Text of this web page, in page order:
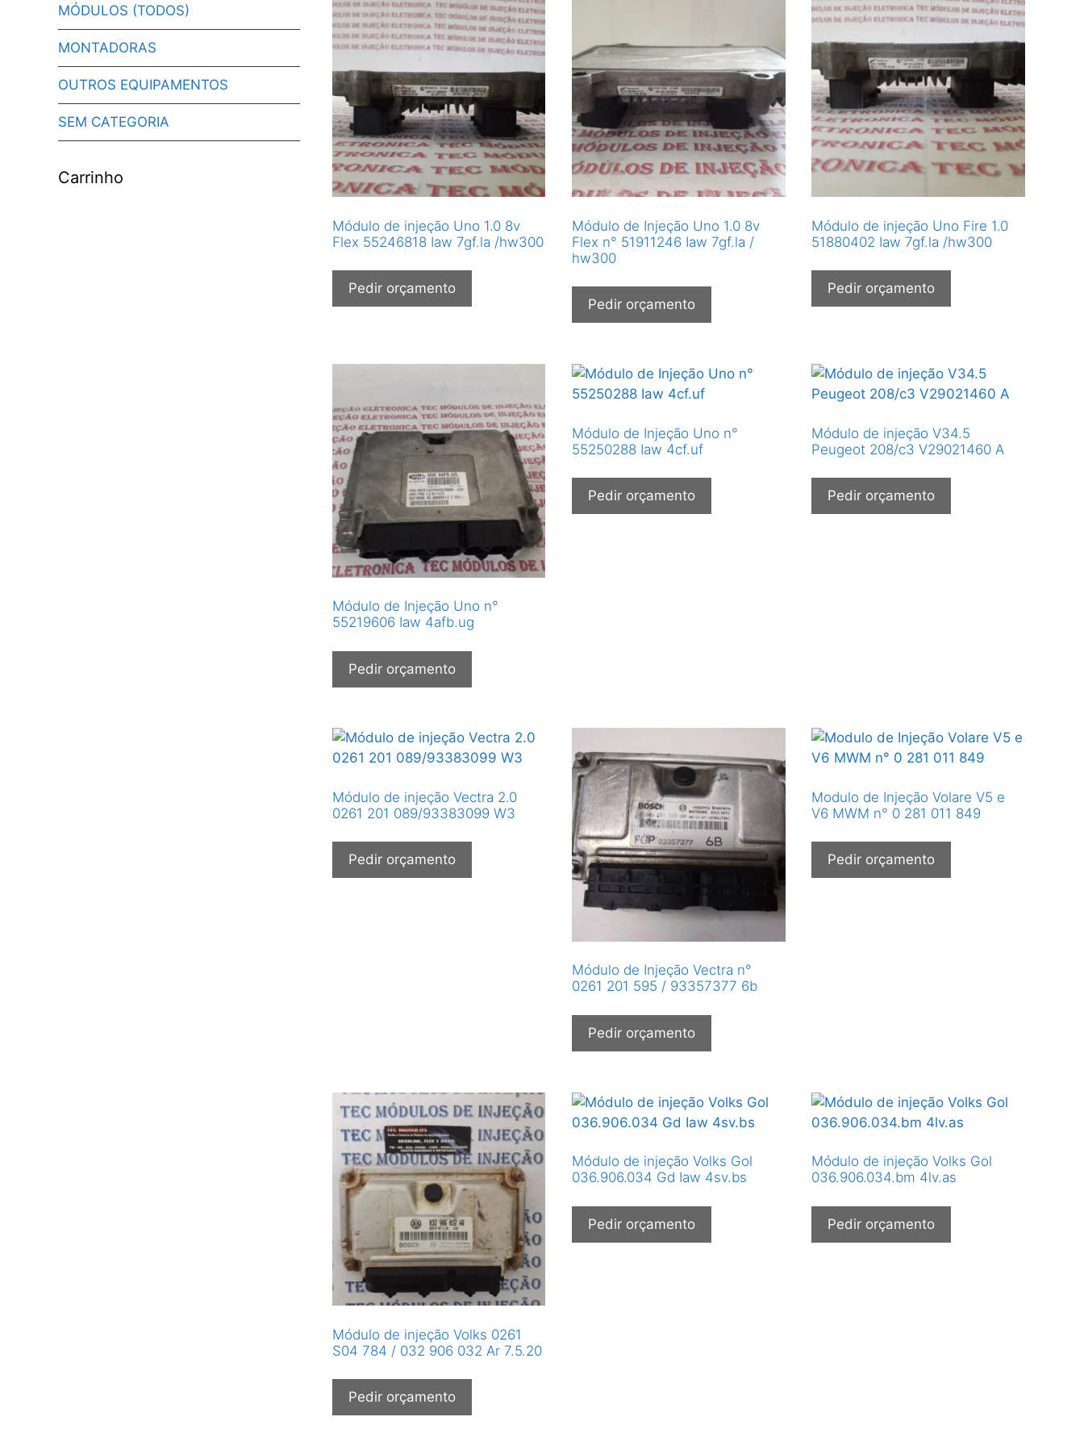
Módulo de injeção Uno 1.0 8v
Flex 55246818 Iaw 7gf.la /hw300
Pedir orçamento
Módulo de Injeção Uno 1.0 8v
Flex n° 51911246 Iaw 7gf.la /
hw300
Pedir orçamento
Módulo de injeção Uno Fire 1.0
51880402 Iaw 7gf.la /hw300
Pedir orçamento
Módulo de Injeção Uno n°
55219606 Iaw 4afb.ug
Pedir orçamento
Módulo de Injeção Uno n°
55250288 Iaw 4cf.uf
Pedir orçamento
Módulo de injeção V34.5
Peugeot 208/c3 V29021460 A
Pedir orçamento
Módulo de injeção Vectra 2.0
0261 201 089/93383099 W3
Pedir orçamento
Módulo de Injeção Vectra n°
0261 201 595 / 93357377 6b
Pedir orçamento
Modulo de Injeção Volare V5 e
V6 MWM n° 0 281 011 849
Pedir orçamento
Módulo de injeção Volks 0261
S04 784 / 032 906 032 Ar 7.5.20
Pedir orçamento
Módulo de injeção Volks Gol
036.906.034 Gd Iaw 4sv.bs
Pedir orçamento
Módulo de injeção Volks Gol
036.906.034.bm 4lv.as
Pedir orçamento
MÓDULOS (TODOS)
MONTADORAS
OUTROS EQUIPAMENTOS
SEM CATEGORIA
Carrinho